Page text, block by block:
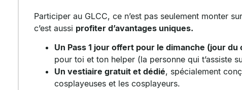
Participer au GLCC, ce n’est pas seulement monter
c’est aussi profiter d’avantages uniques.
Un Pass 1 jour offert pour le dimanche (jour du
pour toi et ton helper (la personne qui t’assiste
Un vestiaire gratuit et dédié, spécialement
cosplayeuses et les cosplayeurs.